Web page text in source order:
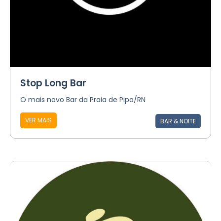
Stop Long Bar
O mais novo Bar da Praia de Pipa/RN
VER MAIS BAR & NOITE